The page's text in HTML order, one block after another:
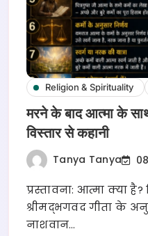
Religion & Spirituality
मरने के बाद आत्मा के
विस्तार से कहानी
Tanya Tanya
प्रस्तावना: आत्मा क्या
श्रीमद्भगवद गीता के
नाशवान…